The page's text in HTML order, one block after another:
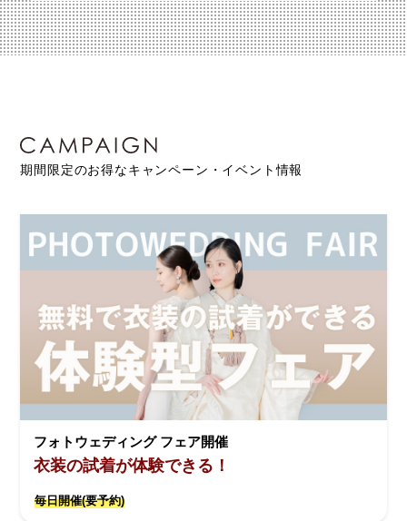
期間限定のお得なキャンペーン・イベント情報
フォトウェディング フェア開催
衣装の試着が体験できる！
毎日開催(要予約)